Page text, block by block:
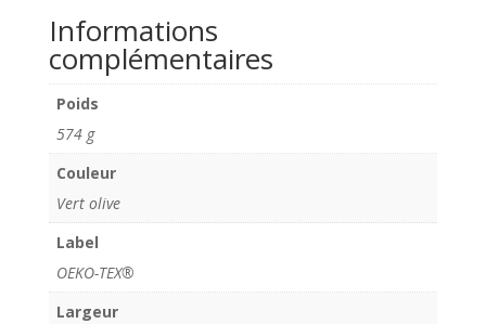
Informations
complémentaires
Poids
574 g
Couleur
Vert olive
Label
OEKO-TEX®
Largeur